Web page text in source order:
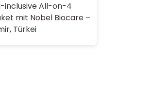
inclusive All-on-4
mit Nobel Biocare –
Türkei